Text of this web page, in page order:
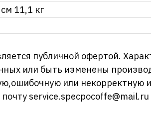
11,1 кг
публичной офертой.
или быть изменены
или некорректную
service.specpocoffe@mail.ru